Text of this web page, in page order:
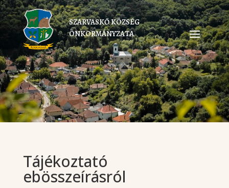
SZARVASKŐ KÖZSÉG
ÖNKORMÁNYZATA
Tájékoztató
ebösszeírásról